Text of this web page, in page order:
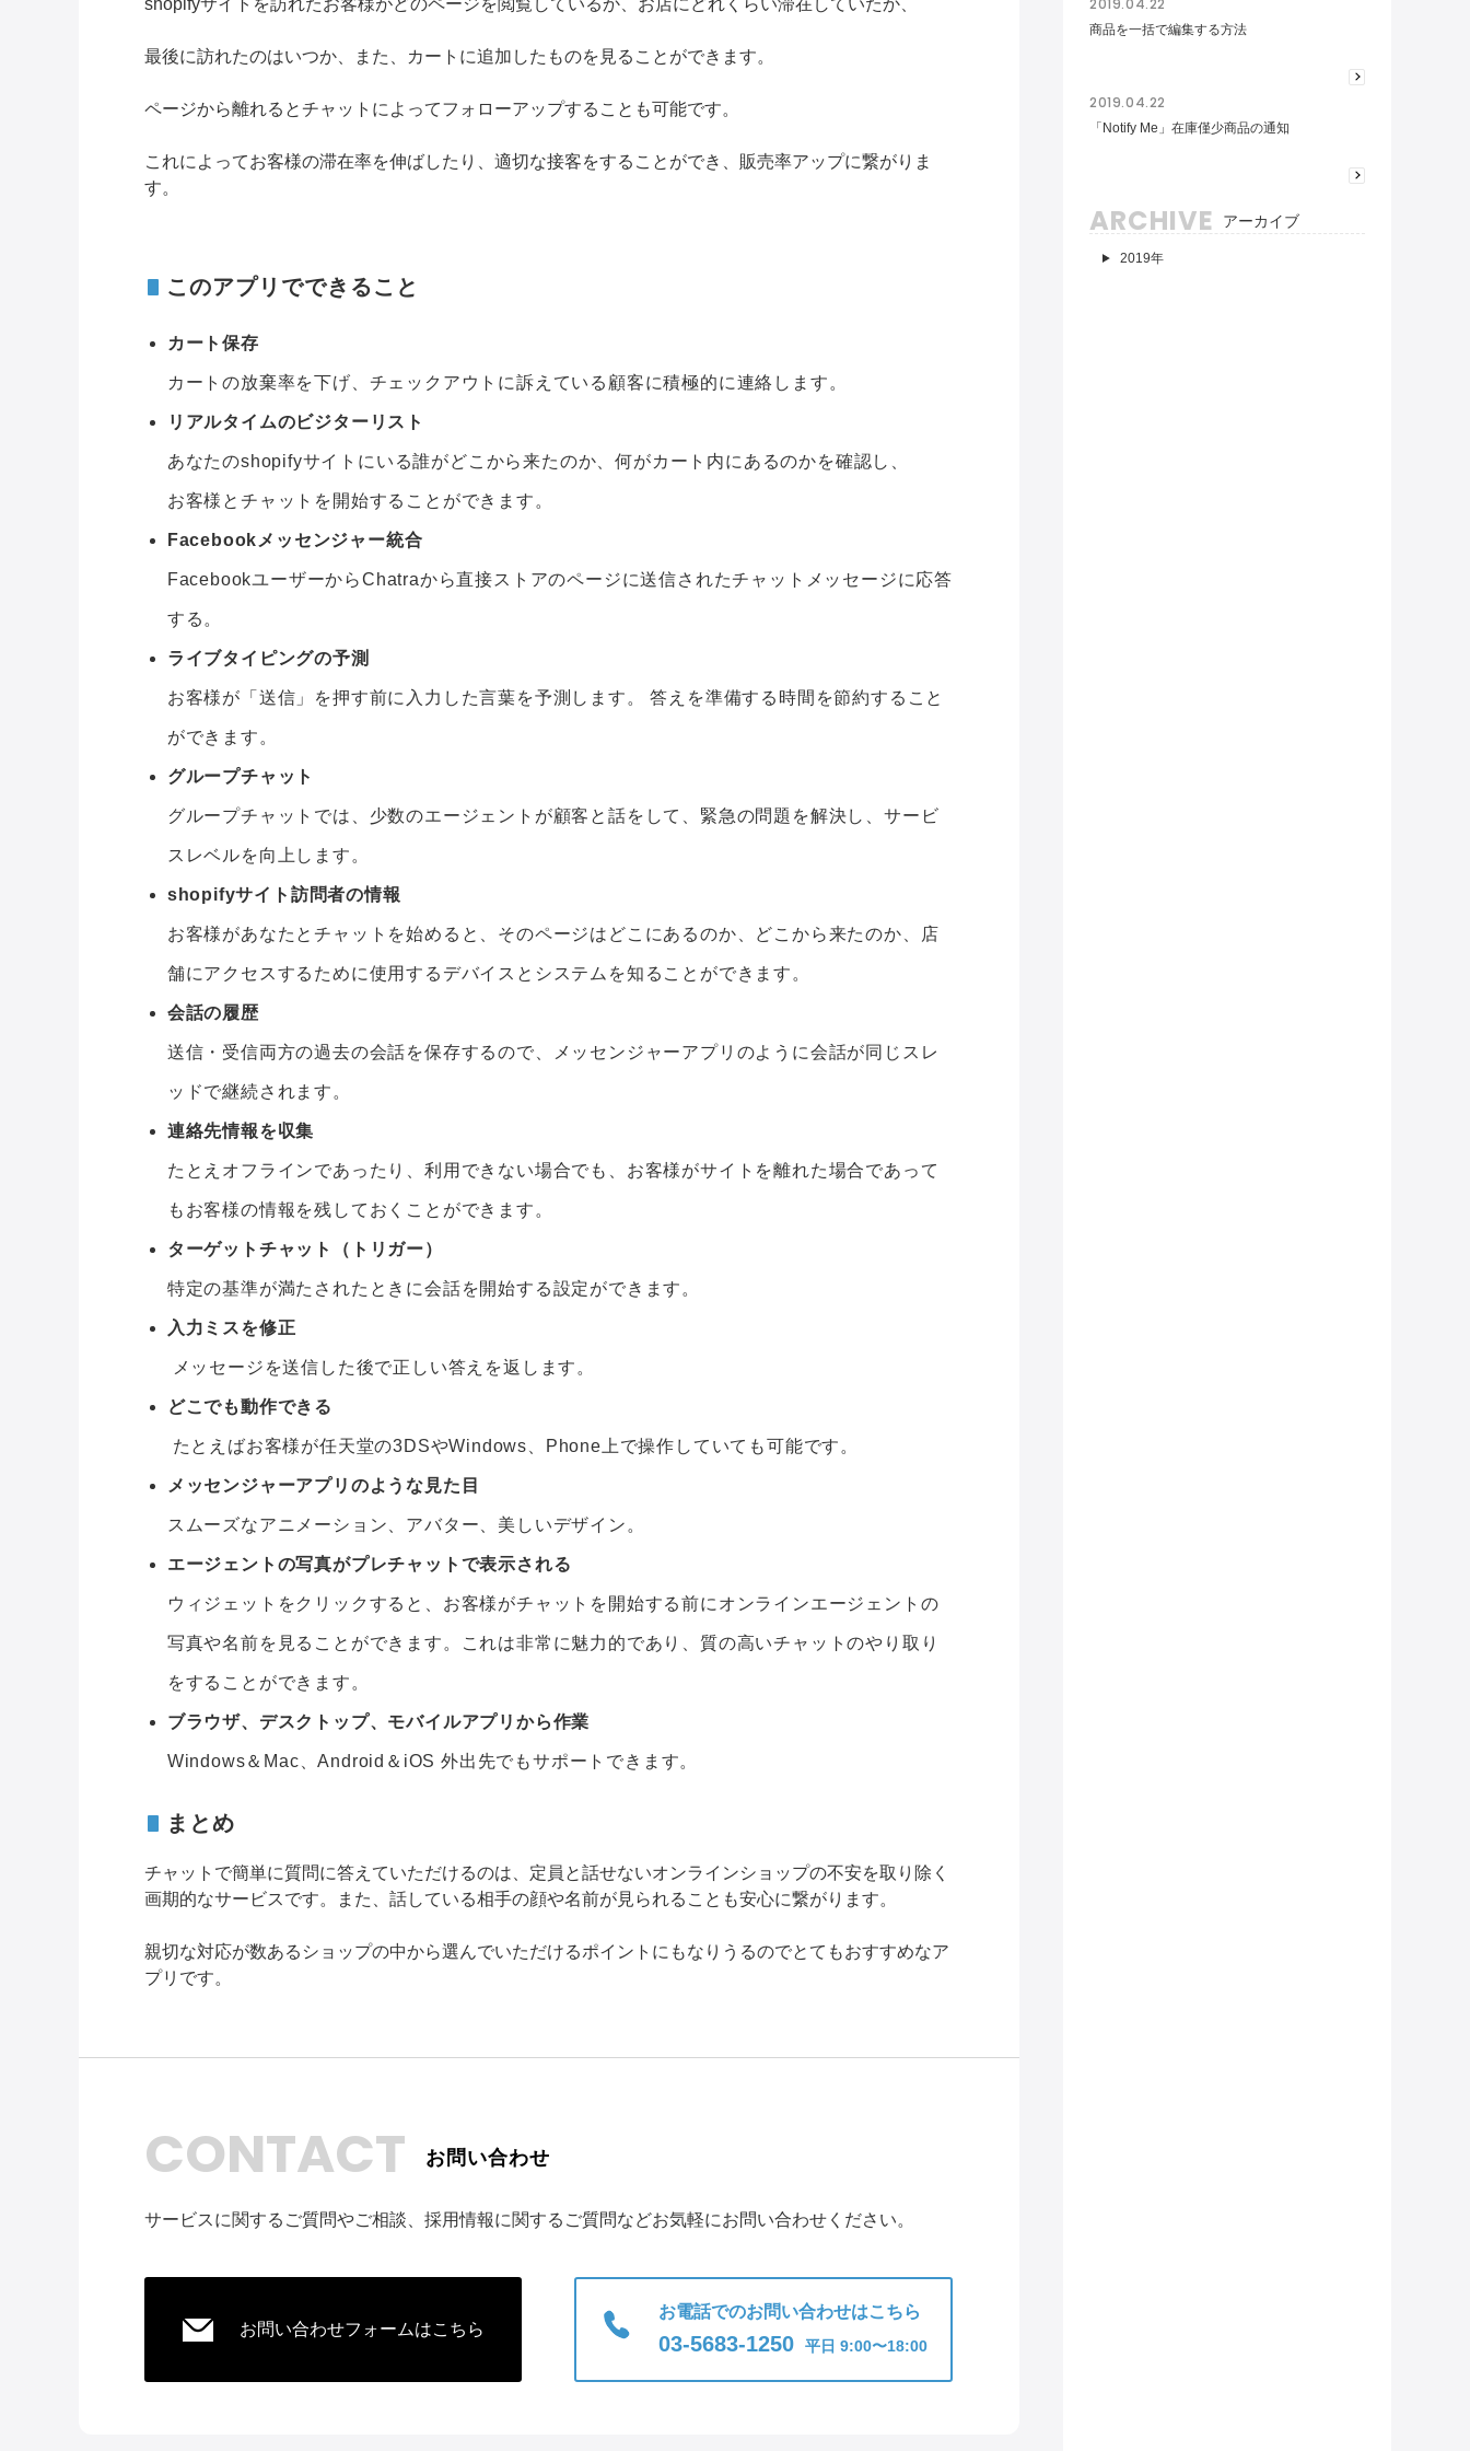
shopifyサイトを訪れたお客様がどのページを閲覧しているか、お店にどれくらい滞在していたか、
最後に訪れたのはいつか、また、カートに追加したものを見ることができます。
ページから離れるとチャットによってフォローアップすることも可能です。
これによってお客様の滞在率を伸ばしたり、適切な接客をすることができ、販売率アップに繋がりま
す。
このアプリでできること
カート保存
カートの放棄率を下げ、チェックアウトに訴えている顧客に積極的に連絡します。
リアルタイムのビジターリスト
あなたのshopifyサイトにいる誰がどこから来たのか、何がカート内にあるのかを確認し、
お客様とチャットを開始することができます。
Facebookメッセンジャー統合
FacebookユーザーからChatraから直接ストアのページに送信されたチャットメッセージに応答
する。
ライブタイピングの予測
お客様が「送信」を押す前に入力した言葉を予測します。 答えを準備する時間を節約すること
ができます。
グループチャット
グループチャットでは、少数のエージェントが顧客と話をして、緊急の問題を解決し、サービ
スレベルを向上します。
shopifyサイト訪問者の情報
お客様があなたとチャットを始めると、そのページはどこにあるのか、どこから来たのか、店
舗にアクセスするために使用するデバイスとシステムを知ることができます。
会話の履歴
送信・受信両方の過去の会話を保存するので、メッセンジャーアプリのように会話が同じスレ
ッドで継続されます。
連絡先情報を収集
たとえオフラインであったり、利用できない場合でも、お客様がサイトを離れた場合であって
もお客様の情報を残しておくことができます。
ターゲットチャット（トリガー）
特定の基準が満たされたときに会話を開始する設定ができます。
入力ミスを修正
メッセージを送信した後で正しい答えを返します。
どこでも動作できる
たとえばお客様が任天堂の3DSやWindows、Phone上で操作していても可能です。
メッセンジャーアプリのような見た目
スムーズなアニメーション、アバター、美しいデザイン。
エージェントの写真がプレチャットで表示される
ウィジェットをクリックすると、お客様がチャットを開始する前にオンラインエージェントの
写真や名前を見ることができます。 これは非常に魅力的であり、質の高いチャットのやり取り
をすることができます。
ブラウザ、デスクトップ、モバイルアプリから作業
Windows＆Mac、Android＆iOS 外出先でもサポートできます。
まとめ
チャットで簡単に質問に答えていただけるのは、定員と話せないオンラインショップの不安を取り除く
画期的なサービスです。また、話している相手の顔や名前が見られることも安心に繋がります。
親切な対応が数あるショップの中から選んでいただけるポイントにもなりうるのでとてもおすすめなア
プリです。
CONTACT お問い合わせ
サービスに関するご質問やご相談、採用情報に関するご質問などお気軽にお問い合わせください。
お問い合わせフォームはこちら
お電話でのお問い合わせはこちら
03-5683-1250 平日 9:00〜18:00
2019.04.22
商品を一括で編集する方法
2019.04.22
「Notify Me」在庫僅少商品の通知
ARCHIVE アーカイブ
2019年